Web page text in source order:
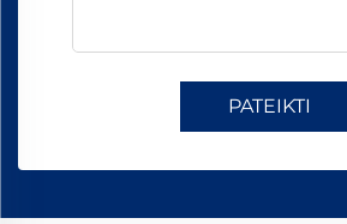
PATEIKTI